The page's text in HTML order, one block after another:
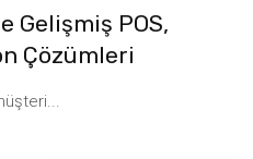
Gelişmiş POS,
Çözümleri